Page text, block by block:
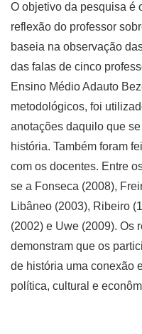
O objetivo da pesquisa é
reflexão do professor
baseia na observação
das falas de cinco
Ensino Médio Adauto
metodológicos, foi
anotações daquilo que
história. Também foram
com os docentes. Entre
se a Fonseca (2008),
Libâneo (2003), Ribeiro
(2002) e Uwe (2009). Os
demonstram que os
de história uma conexão
política, cultural e